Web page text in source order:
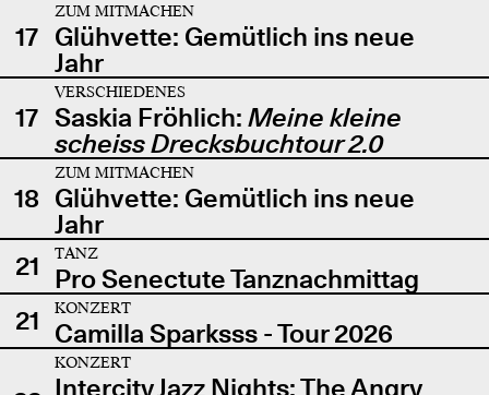
17
ZUM MITMACHEN
Glühvette: Gemütlich ins neue
Jahr
17
VERSCHIEDENES
Saskia Fröhlich: Meine kleine
scheiss Drecksbuchtour 2.0
18
ZUM MITMACHEN
Glühvette: Gemütlich ins neue
Jahr
21
TANZ
Pro Senectute Tanznachmittag
21
KONZERT
Camilla Sparksss - Tour 2026
KONZERT
Intercity Jazz Nights: The Angry